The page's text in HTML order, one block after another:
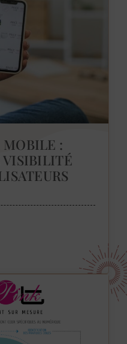
MOBILE :
VISIBILITÉ